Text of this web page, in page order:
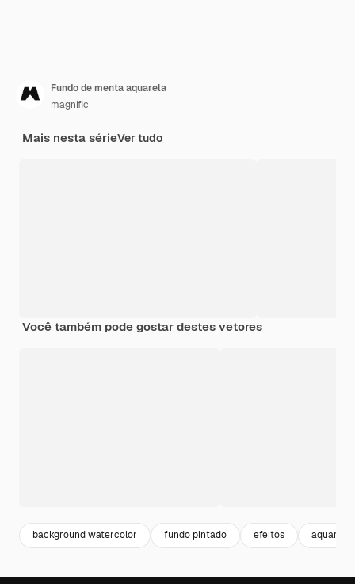
Fundo de menta aquarela
magnific
Mais nesta sérieVer tudo
Você também pode gostar destes vetores
background watercolor fundo pintado efeitos aquarela